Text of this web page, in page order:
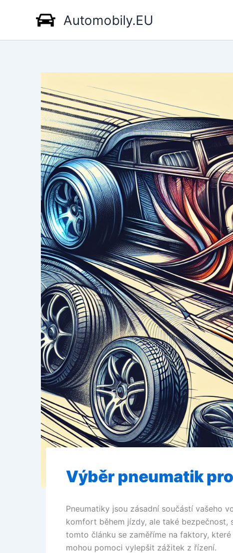
Automobily.EU
Výběr pneumatik
Pneumatiky jsou zásadní součástí vašeho
komfort během jízdy, ale také
tomto článku se zaměříme na faktory,
mohou pomoci vylepšit zážitek z řízení.